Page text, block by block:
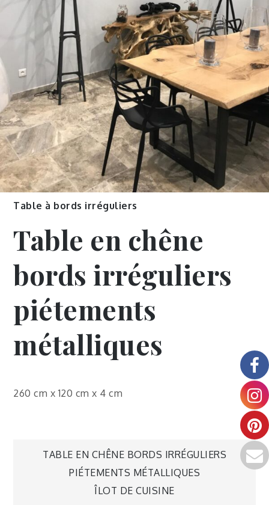
Table à bords irréguliers
Table en chêne
bords irréguliers
piétements
métalliques
260 cm x 120 cm x 4 cm
TABLE EN CHÊNE BORDS IRRÉGULIERS
PIÉTEMENTS MÉTALLIQUES
ÎLOT DE CUISINE